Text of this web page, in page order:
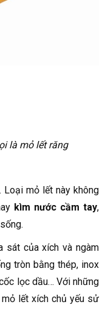
là mỏ lết răng
mỏ lết này không
kìm nước cầm tay,
của xích và ngàm
tròn bằng thép, inox
lọc dầu… Với những
lết xích chủ yếu sử